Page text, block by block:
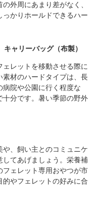
外周にあまり差がなく、
かりホールドできるハー
ャリーバッグ（布製）
レットを移動させる際に
材のハードタイプは、長
院や公園に行く程度な
十分です。暑い季節の野外
、飼い主とのコミュニケ
してあげましょう。栄養補
ェレット専用おやつが市
やフェレットの好みに合